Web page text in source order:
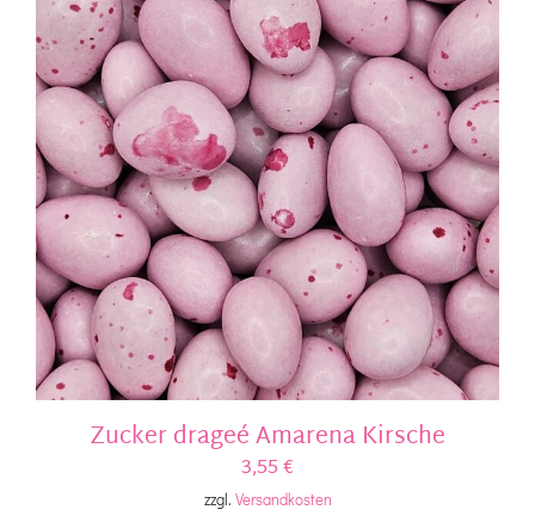
Zucker drageé Amarena Kirsche
3,55€
zzgl. Versandkosten